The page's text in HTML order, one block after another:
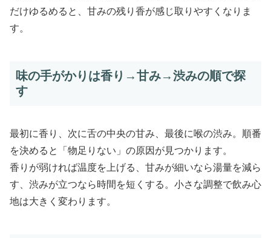
だけゆるめると、甘みの残り香が感じ取りやすくなりま
す。
味の手がかりは香り→甘み→渋みの順で探
す
最初に香り、次に舌の中央の甘み、最後に喉の渋み。順番
を決めると「物足りない」の原因が見つかります。
香りが弱ければ温度を上げる、甘みが細いなら湯量を減ら
す、渋みが立つなら時間を短くする。小さな調整で飲み心
地は大きく変わります。